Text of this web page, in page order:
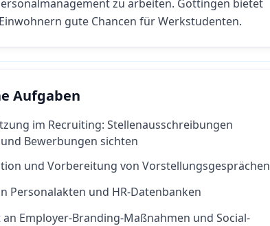
zu arbeiten. Göttingen bietet
gute Chancen für Werkstudenten.
Aufgaben
im Recruiting: Stellenausschreibungen
Bewerbungen sichten
und Vorbereitung von Vorstellungsgesprächen
Personalakten und HR-Datenbanken
Employer-Branding-Maßnahmen und Social-